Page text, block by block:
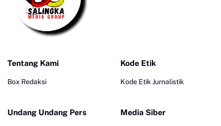
Tentang Kami
Box Redaksi
Kode Etik
Kode Etik Jurnalistik
Undang Undang Pers Media Siber